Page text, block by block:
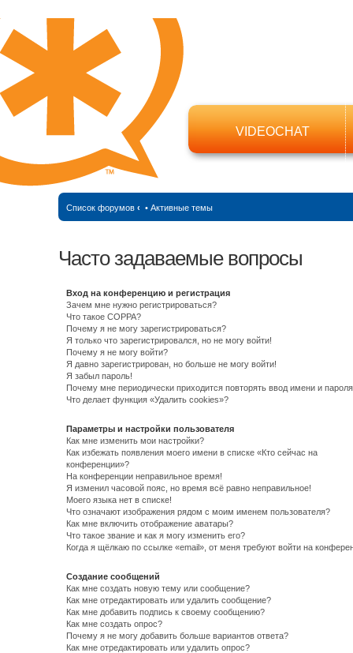
VIDEOCHAT
Список форумов ‹ • Активные темы
Часто задаваемые вопросы
Вход на конференцию и регистрация
Зачем мне нужно регистрироваться?
Что такое COPPA?
Почему я не могу зарегистрироваться?
Я только что зарегистрировался, но не могу войти!
Почему я не могу войти?
Я давно зарегистрирован, но больше не могу войти!
Я забыл пароль!
Почему мне периодически приходится повторять ввод имени и
Что делает функция «Удалить cookies»?
Параметры и настройки пользователя
Как мне изменить мои настройки?
Как избежать появления моего имени в списке «Кто сейчас на
конференции»?
На конференции неправильное время!
Я изменил часовой пояс, но время всё равно неправильное!
Моего языка нет в списке!
Что означают изображения рядом с моим именем пользователя?
Как мне включить отображение аватары?
Что такое звание и как я могу изменить его?
Когда я щёлкаю по ссылке «email», от меня требуют войти на
Создание сообщений
Как мне создать новую тему или сообщение?
Как мне отредактировать или удалить сообщение?
Как мне добавить подпись к своему сообщению?
Как мне создать опрос?
Почему я не могу добавить больше вариантов ответа?
Как мне отредактировать или удалить опрос?